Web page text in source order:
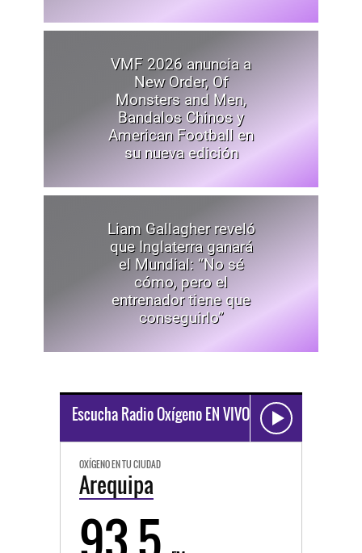
VMF 2026 anuncia a
New Order, Of
Monsters and Men,
Bandalos Chinos y
American Football en
su nueva edición
Liam Gallagher reveló
que Inglaterra ganará
el Mundial: “No sé
cómo, pero el
entrenador tiene que
conseguirlo”
Escucha Radio Oxígeno EN VIVO
OXÍGENO EN TU CIUDAD
Arequipa